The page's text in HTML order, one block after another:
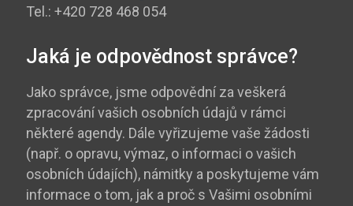
Tel.: +420 728 468 054
Jaká je odpovědnost správce?
Jako správce, jsme odpovědní za veškerá
zpracování vašich osobních údajů v rámci
některé agendy. Dále vyřizujeme vaše žádosti
(např. o opravu, výmaz, o informaci o vašich
osobních údajích), námitky a poskytujeme vám
informace o tom, jak a proč s Vašimi osobními